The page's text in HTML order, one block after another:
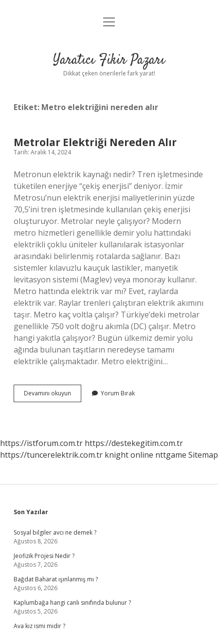
Anasayfa
Yasal Uyarı
menüyü
Yaratıcı Fikir Pazarı
Dikkat çeken önerilerle fark yarat!
Etiket: Metro elektriğini nereden alır
Metrolar Elektriği Nereden Alır
Tarih: Aralık 14, 2024
Metronun elektrik kaynağı nedir? Tren işletmesinde
tüketilen enerjiye “çekiş enerjisi” deniyor. İzmir
Metrosu’nun elektrik enerjisi maliyetlerinin yüzde
70,5’ini tren işletmesinde kullanılan çekiş enerjisi
oluşturuyor. Metrolar neyle çalışıyor? Modern
metro hizmetleri genellikle demir yolu hattındaki
elektrikli çoklu üniteler kullanılarak istasyonlar
arasındaki belirlenmiş rotalarda sağlanır. Bazı
sistemler kılavuzlu kauçuk lastikler, manyetik
levitasyon sistemi (Maglev) veya monoray kullanır.
Metro hattında elektrik var mı? Evet, raylarda
elektrik var. Raylar trenleri çalıştıran elektrik akımını
taşır. Metro kaç voltla çalışır? Türkiye’deki metrolar
genellikle 750 volt doğru akımla (DC) çalışır. Metro
hangi yakıtla çalışıyor? Bugün ülkemiz demir yolu
ağında bulunan taşıtların neredeyse tamamı
elektrikle çalışmaktadır. Metro elektriğini…
Devamını okuyun Metrolar
Elektriği
Yorum Bırak
https://istforum.com.tr https://destekegitim.com.tr
https://tuncerelektrik.com.tr knight online nttgame Sitemap
Sidebar
Son Yazılar
Sosyal bilgiler avcı ne demek ?
Ağustos 8, 2026
Jeofizik Projesi Nedir ?
Ağustos 7, 2026
Bağdat Baharat ışınlanmış mı ?
Ağustos 6, 2026
Kaplumbağa hangi canlı sınıfında bulunur ?
Ağustos 5, 2026
Ava kız ismi midir ?